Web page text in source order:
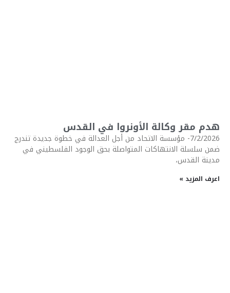
هدم مقر وكالة الأونروا في القدس
7/2/2026- مؤسسة الاتحاد من أجل العدالة في خطوة جديدة تندرج
ضمن سلسلة الانتهاكات المتواصلة بحق الوجود الفلسطيني في
مدينة القدس،
اعرف المزيد »